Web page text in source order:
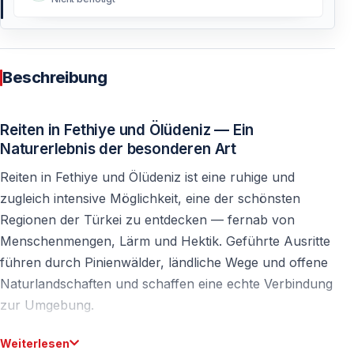
Beschreibung
Reiten in Fethiye und Ölüdeniz — Ein
Naturerlebnis der besonderen Art
Reiten in Fethiye und Ölüdeniz ist eine ruhige und
zugleich intensive Möglichkeit, eine der schönsten
Regionen der Türkei zu entdecken — fernab von
Menschenmengen, Lärm und Hektik. Geführte Ausritte
führen durch Pinienwälder, ländliche Wege und offene
Naturlandschaften und schaffen eine echte Verbindung
zur Umgebung.
Es ist mehr als nur eine Aktivität — es ist
Weiterlesen